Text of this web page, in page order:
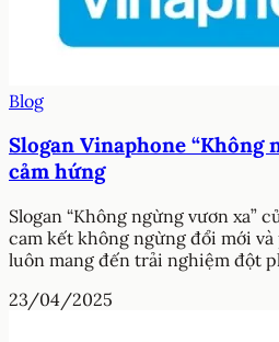
Blog
Slogan Vinaphone “Không
cảm hứng
Slogan “Không ngừng vươn xa”
cam kết không ngừng đổi mới
luôn mang đến trải nghiệm đột
23/04/2025